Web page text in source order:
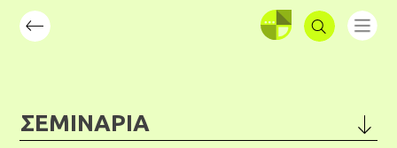
ΣΥΝΔΕΣΗ
ΣΕΜΙΝΑΡΙΑ